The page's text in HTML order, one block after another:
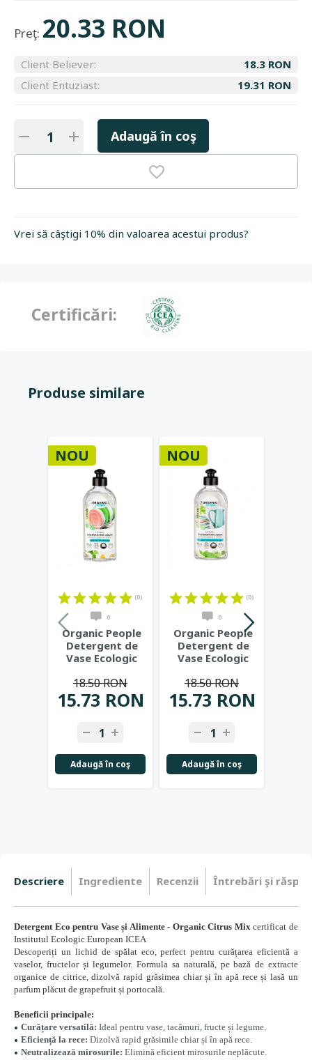
Preţ: 20.33 RON
Client Believer:
18.3 RON
Client Entuziast:
19.31 RON
Adaugă în coş
Vrei să câştigi 10% din valoarea acestui produs?
Certificări:
Produse similare
NOU
(0)
0
Organic People
Detergent de
Vase Ecologic
350ml...
15.73 RON
18.50 RON
Adaugă în coş
NOU
(0)
0
Organic People
Detergent de
Vase Ecologic
Verde...
15.73 RON
18.50 RON
Adaugă în coş
Descriere Ingrediente Recenzii Întrebări şi
Detergent Eco pentru Vase și Alimente - Organic Citrus Mixcertificat de
Institutul Ecologic European ICEA
Descoperiți un lichid de spălat eco, perfect pentru curățarea eficientă a
vaselor, fructelor și legumelor. Formula sa naturală, pe bază de extracte
organice de citrice, dizolvă rapid grăsimea chiar și în apă rece și lasă un
parfum plăcut de grapefruit și portocală.
Beneficii principale:
Curățare versatilă: Ideal pentru vase, tacâmuri, fructe și legume.
Eficiență la rece: Dizolvă rapid grăsimile chiar și în apă rece.
Neutralizează mirosurile: Elimină eficient mirosurile neplăcute.